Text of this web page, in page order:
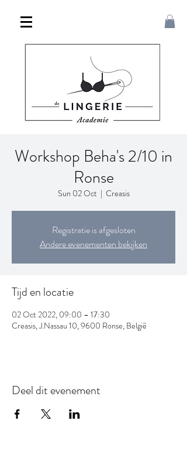
Workshop Beha's 2/10 in
Ronse
Sun 02 Oct
  |
Creasis
Registratie is afgesloten
Andere evenementen bekijken
Tijd en locatie
02 Oct 2022, 09:00 – 17:30
Creasis, J.Nassau 10, 9600 Ronse, België
Deel dit evenement